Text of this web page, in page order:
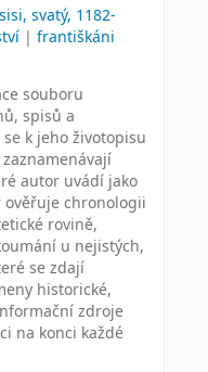
svatý, 1182-
| františkáni
souboru
spisů a
k jeho životopisu
autor uvádí jako
ověřuje chronologii
rovině,
u nejistých,
se zdají
historické,
zdroje
na konci každé